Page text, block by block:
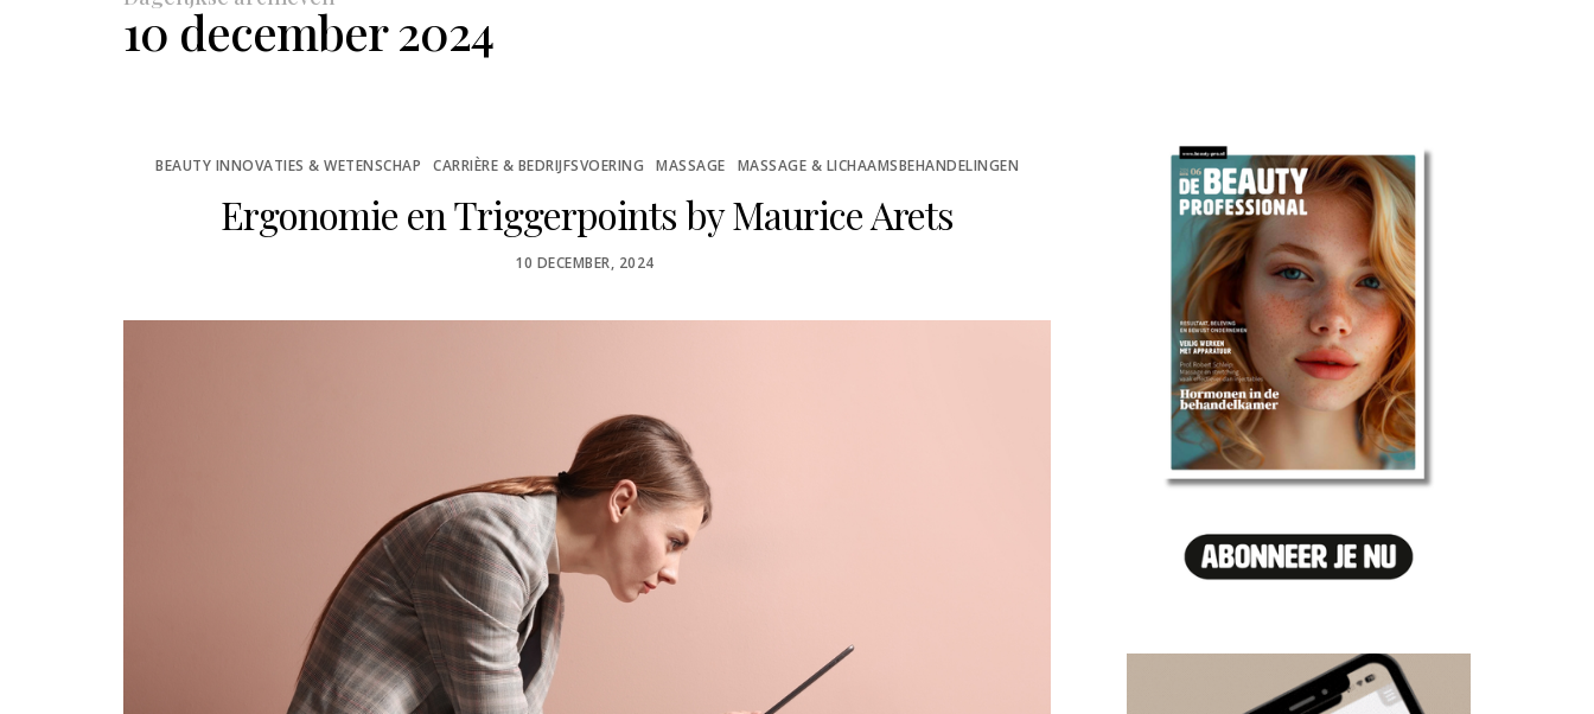
10 december 2024
BEAUTY INNOVATIES & WETENSCHAP CARRIÈRE & BEDRIJFSVOERING MASSAGE MASSAGE & LICHAAMSBEHANDELINGEN
Ergonomie en Triggerpoints by Maurice Arets
POSTED
10 DECEMBER, 2024